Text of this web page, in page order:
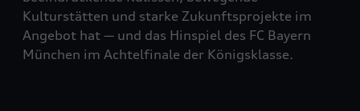
Kulturstätten und starke Zukunftsprojekte im
Angebot hat — und das Hinspiel des FC Bayern
München im Achtelfinale der Königsklasse.